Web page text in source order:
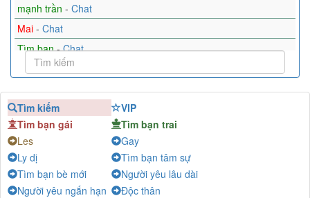
mạnh trần - Chat
Mai - Chat
Tìm bạn-Chat
- Chat
Hp-Chat
Minh-Chat
Vy-
CK
- Chat
trung nam -Chat
Tìm kiếm
VIP
Tìm bạn gái
Tìm bạn trai
Les
Gay
Ly dị
Tìm bạn tâm sự
Tìm bạn bè mới
Người yêu lâu dài
Người yêu ngắn hạn
Độc thân